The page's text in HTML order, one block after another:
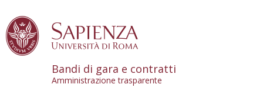
Bandi di gara e contratti
Amministrazione trasparente